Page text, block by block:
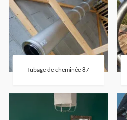
Tubage de cheminée 87